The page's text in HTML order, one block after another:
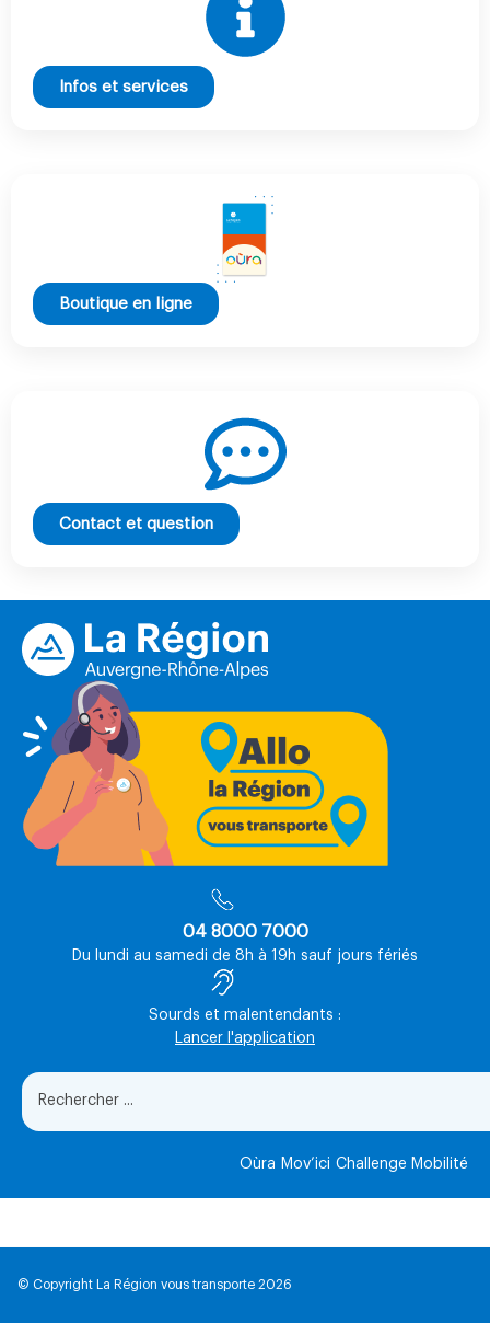
Infos et services
Boutique en ligne
Contact et question
04 8000 7000
Du lundi au samedi de 8h à 19h sauf jours fériés
Sourds et malentendants :
Lancer l'application
Oùra Mov’ici Challenge Mobilité
© Copyright La Région vous transporte 2026